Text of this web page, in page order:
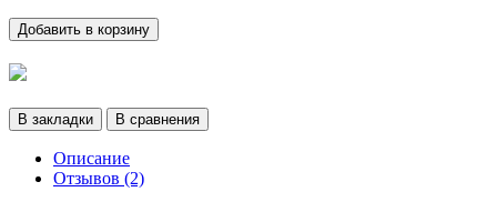
Добавить в корзину
В закладки В сравнения
Описание
Отзывов (2)